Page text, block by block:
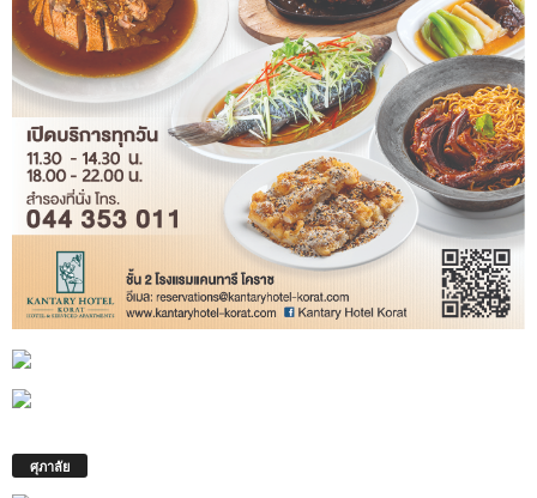
ศุภาลัย